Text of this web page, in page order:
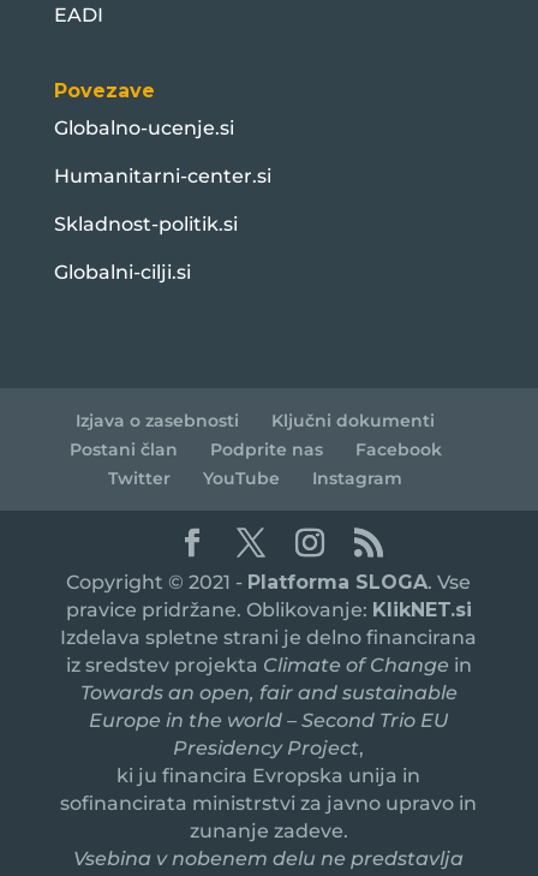
EADI
Povezave
Globalno-ucenje.si
Humanitarni-center.si
Skladnost-politik.si
Globalni-cilji.si
Izjava o zasebnosti
Ključni dokumenti
Postani član
Podprite nas
Facebook
Twitter
YouTube Instagram
Copyright © 2021 - Platforma SLOGA. Vse
pravice pridržane. Oblikovanje: KlikNET.si
Izdelava spletne strani je delno financirana
iz sredstev projekta Climate of Change in
Towards an open, fair and sustainable
Europe in the world – Second Trio EU
Presidency Project,
ki ju financira Evropska unija in
sofinancirata ministrstvi za javno upravo in
zunanje zadeve.
Vsebina v nobenem delu ne predstavlja